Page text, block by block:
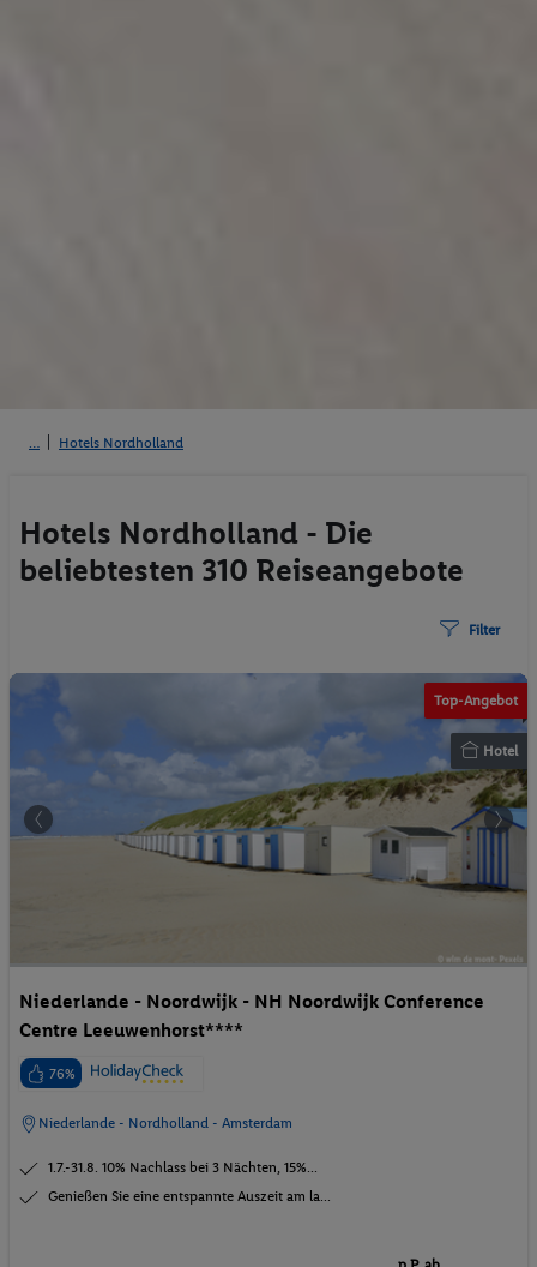
Hotels Nordholland
Hotels Nordholland - Die
beliebtesten 310 Reiseangebote
Filter
Top-Angebot
Hotel
Niederlande - Noordwijk - NH Noordwijk Conference
Centre Leeuwenhorst****
76%
Niederlande - Nordholland - Amsterdam
1.7.-31.8. 10% Nachlass bei 3 Nächten, 15%...
Genießen Sie eine entspannte Auszeit am la...